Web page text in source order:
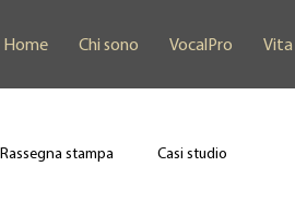
Home Chi sono VocalPro Vita
Rassegna stampa Casi studio